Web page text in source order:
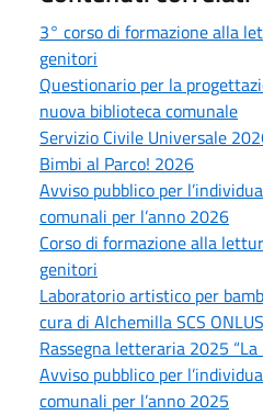
3° corso di formazione alla
genitori
Questionario per la
nuova biblioteca comunale
Servizio Civile Universale
Bimbi al Parco! 2026
Avviso pubblico per
comunali per l’anno 2026
Corso di formazione alla
genitori
Laboratorio artistico per
cura di Alchemilla SCS ONLUS
Rassegna letteraria 2025
Avviso pubblico per
comunali per l’anno 2025